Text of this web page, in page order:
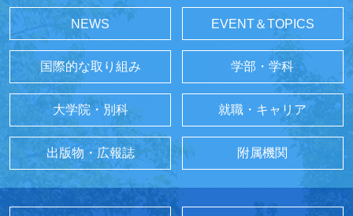
NEWS EVENT＆TOPICS
国際的な取り組み 学部・学科
大学院・別科 就職・キャリア
出版物・広報誌 附属機関